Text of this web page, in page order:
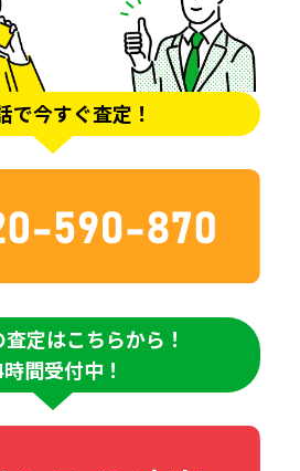
で今すぐ査定！
定はこちらから！
間受付中！